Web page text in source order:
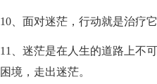
10、面对迷茫，行动就是治疗
11、迷茫是在人生的道路上不
困境，走出迷茫。